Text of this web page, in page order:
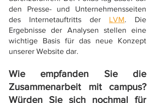
den Presse- und Unternehmensseiten
des Internetauftritts der LVM. Die
Ergebnisse der Analysen stellen eine
wichtige Basis für das neue Konzept
unserer Website dar.
Wie empfanden Sie die
Zusammenarbeit mit campus?
Würden Sie sich nochmal für